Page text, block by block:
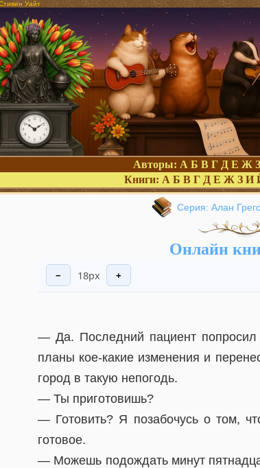
Уайт
Авторы: А Б В Г Д Е Ж З
Книги: А Б В Г Д Е Ж З И
Серия: Алан
Онлайн
− 18px +
— Да. Последний пациент попросил
планы кое-какие изменения и
город в такую непогодь.
— Ты приготовишь?
— Готовить? Я позабочусь о том,
готовое.
— Можешь подождать минут